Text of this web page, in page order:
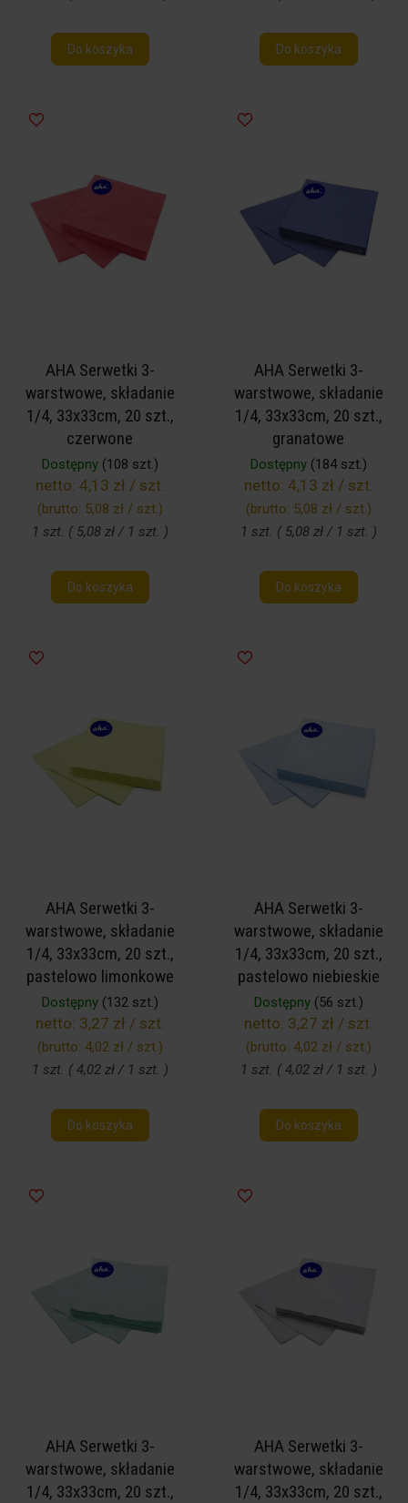
Do koszyka Do koszyka
AHA Serwetki 3-
warstwowe, składanie
1/4, 33x33cm, 20 szt.,
czerwone
Dostępny(108 szt.)
netto: 4,13 zł / szt.
(brutto: 5,08 zł / szt.)
1 szt. ( 5,08 zł / 1 szt. )
Do koszyka
AHA Serwetki 3-
warstwowe, składanie
1/4, 33x33cm, 20 szt.,
granatowe
Dostępny(184 szt.)
netto: 4,13 zł / szt.
(brutto: 5,08 zł / szt.)
1 szt. ( 5,08 zł / 1 szt. )
Do koszyka
AHA Serwetki 3-
warstwowe, składanie
1/4, 33x33cm, 20 szt.,
pastelowo limonkowe
Dostępny(132 szt.)
netto: 3,27 zł / szt.
(brutto: 4,02 zł / szt.)
1 szt. ( 4,02 zł / 1 szt. )
Do koszyka
AHA Serwetki 3-
warstwowe, składanie
1/4, 33x33cm, 20 szt.,
pastelowo niebieskie
Dostępny(56 szt.)
netto: 3,27 zł / szt.
(brutto: 4,02 zł / szt.)
1 szt. ( 4,02 zł / 1 szt. )
Do koszyka
AHA Serwetki 3-
warstwowe, składanie
1/4, 33x33cm, 20 szt.,
AHA Serwetki 3-
warstwowe, składanie
1/4, 33x33cm, 20 szt.,